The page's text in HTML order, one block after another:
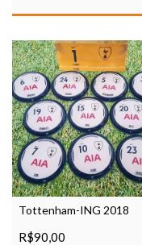
Tottenham-ING 2018
R$90,00